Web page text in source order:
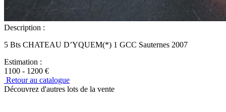
Description :
5 Bts CHATEAU D’YQUEM(*) 1 GCC Sauternes 2007
Estimation :
1100 - 1200 €
Retour au catalogue
Découvrez d'autres lots de la vente